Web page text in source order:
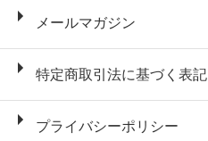
メールマガジン
特定商取引法に基づく表記
プライバシーポリシー